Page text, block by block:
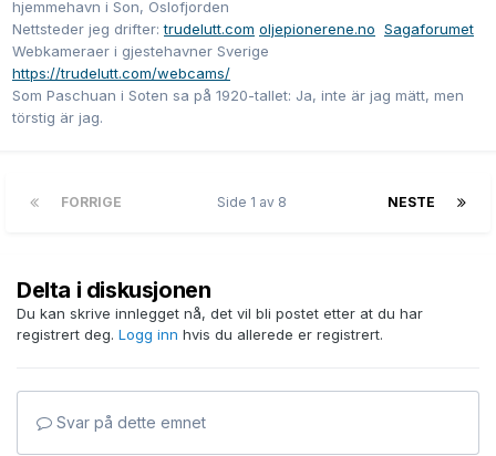
hjemmehavn i Son, Oslofjorden
Nettsteder jeg drifter:trudelutt.com oljepionerene.no Sagaforumet
Webkameraer i gjestehavner Sverige
https://trudelutt.com/webcams/
Som Paschuan i Soten sa på 1920-tallet: Ja, inte är jag mätt, men
törstig är jag.
FORRIGE NESTE
Side 1 av 8
Delta i diskusjonen
Du kan skrive innlegget nå, det vil bli postet etter at du har
registrert deg. Logg inn hvis du allerede er registrert.
Svar på dette emnet